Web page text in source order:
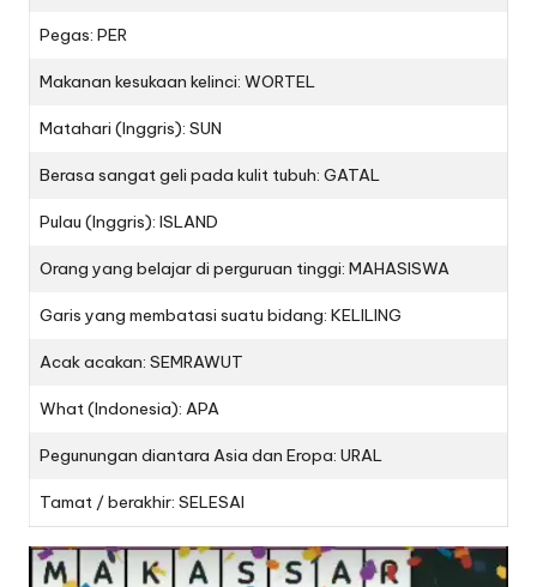
Pegas: PER
Makanan kesukaan kelinci: WORTEL
Matahari (Inggris): SUN
Berasa sangat geli pada kulit tubuh: GATAL
Pulau (Inggris): ISLAND
Orang yang belajar di perguruan tinggi: MAHASISWA
Garis yang membatasi suatu bidang: KELILING
Acak acakan: SEMRAWUT
What (Indonesia): APA
Pegunungan diantara Asia dan Eropa: URAL
Tamat / berakhir: SELESAI